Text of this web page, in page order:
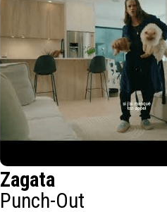
Zagata
Punch-Out